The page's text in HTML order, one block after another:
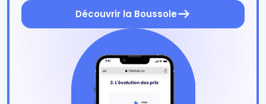
Découvrir la Boussole